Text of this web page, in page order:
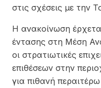
στις σχέσεις με την
Η ανακοίνωση
έντασης στη Μέση
οι στρατιωτικές
επιθέσεων στην
για πιθανή